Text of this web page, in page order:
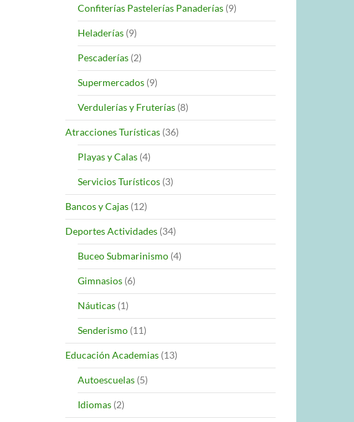
Confiterías Pastelerías Panaderías (9)
Heladerías (9)
Pescaderías (2)
Supermercados (9)
Verdulerías y Fruterías (8)
Atracciones Turísticas (36)
Playas y Calas (4)
Servicios Turísticos (3)
Bancos y Cajas (12)
Deportes Actividades (34)
Buceo Submarinismo (4)
Gimnasios (6)
Náuticas (1)
Senderismo (11)
Educación Academias (13)
Autoescuelas (5)
Idiomas (2)